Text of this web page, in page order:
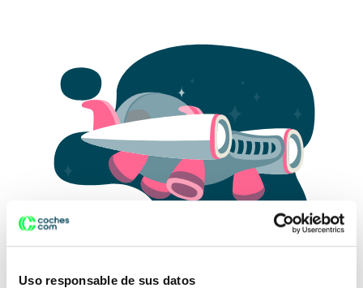
Uso responsable de sus datos